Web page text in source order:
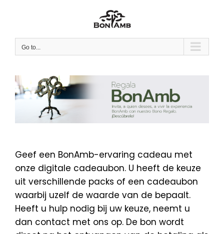
Go to...
Geef een BonAmb-ervaring cadeau met
onze digitale cadeaubon. U heeft de keuze
uit verschillende packs of een cadeaubon
waarbij uzelf de waarde van de bepaalt.
Heeft u hulp nodig bij uw keuze, neemt u
dan contact met ons op. De bon wordt